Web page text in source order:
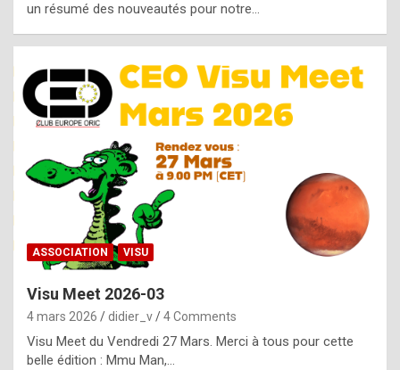
n
u
i
n
e
R
o
p
l
un résumé des nouveautés pour notre…
ASSOCIATION VISU
Visu Meet 2026-03
4 mars 2026 didier_v 4 Comments
Visu Meet du Vendredi 27 Mars. Merci à tous pour cette
belle édition : Mmu Man,…